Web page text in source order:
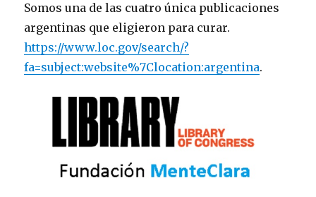
Somos una de las cuatro única publicaciones
argentinas que eligieron para curar.
https://www.loc.gov/search/?
fa=subject:website%7Clocation:argentina.